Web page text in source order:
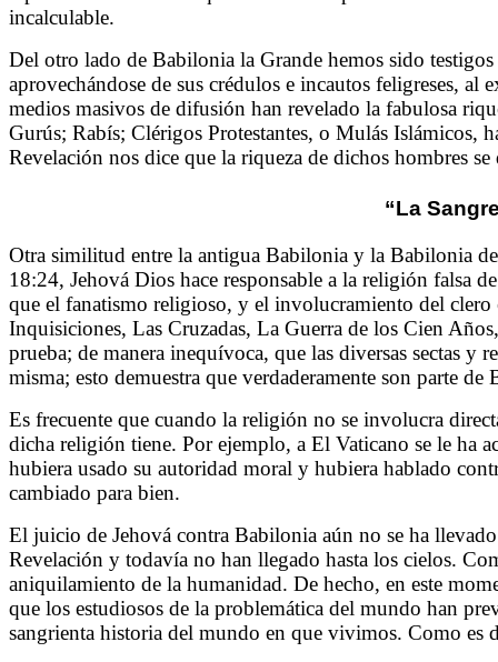
incalculable.
Del otro lado de Babilonia la Grande hemos sido
aprovechándose de sus crédulos e incautos feligreses,
medios masivos de difusión han revelado la fabulosa
Gurús; Rabís; Clérigos Protestantes, o Mulás
Revelación nos dice que la riqueza de dichos hombres
“La
Otra similitud entre la antigua Babilonia y la Babilonia de
18:24, Jehová Dios hace responsable a la religión falsa
que el fanatismo religioso, y el involucramiento del clero
Inquisiciones, Las Cruzadas, La Guerra de los Cien
prueba; de manera inequívoca, que las diversas sectas y
misma; esto demuestra que verdaderamente son parte
Es frecuente que cuando la religión no se involucra
dicha religión tiene. Por ejemplo, a El Vaticano se le ha
hubiera usado su autoridad moral y hubiera hablado
cambiado para bien.
El juicio de Jehová contra Babilonia aún no se ha
Revelación y todavía no han llegado hasta los cielos.
aniquilamiento de la humanidad. De hecho, en este
que los estudiosos de la problemática del mundo han
sangrienta historia del mundo en que vivimos. Como es